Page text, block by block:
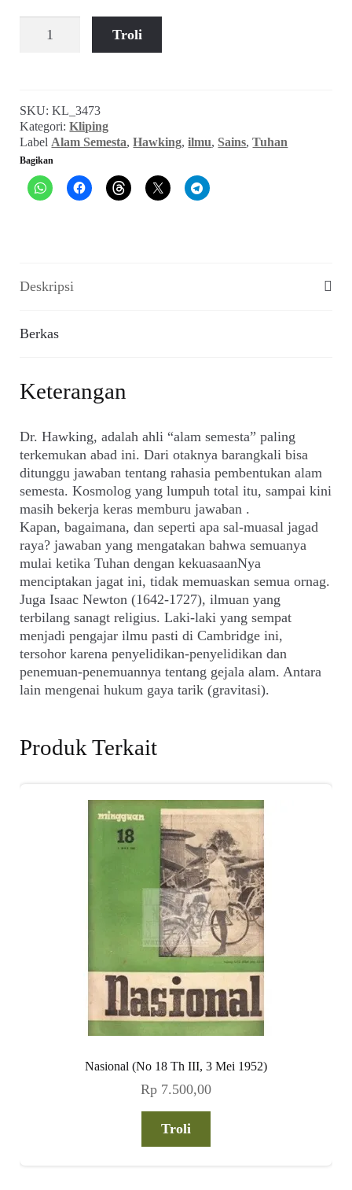
(Zaman,
April
1983)
Troli
SKU:KL_3473
Kategori:Kliping
Label Alam Semesta,Hawking,ilmu, Sains,Tuhan
Bagikan
Deskripsi
Berkas
Keterangan
Dr. Hawking, adalah ahli “alam semesta” paling
terkemukan abad ini. Dari otaknya barangkali bisa
ditunggu jawaban tentang rahasia pembentukan alam
semesta. Kosmolog yang lumpuh total itu, sampai kini
masih bekerja keras memburu jawaban .
Kapan, bagaimana, dan seperti apa sal-muasal jagad
raya? jawaban yang mengatakan bahwa semuanya
mulai ketika Tuhan dengan kekuasaanNya
menciptakan jagat ini, tidak memuaskan semua ornag.
Juga Isaac Newton (1642-1727), ilmuan yang
terbilang sanagt religius. Laki-laki yang sempat
menjadi pengajar ilmu pasti di Cambridge ini,
tersohor karena penyelidikan-penyelidikan dan
penemuan-penemuannya tentang gejala alam. Antara
lain mengenai hukum gaya tarik (gravitasi).
Produk Terkait
Nasional (No 18 Th III, 3 Mei 1952)
Rp 7.500,00
Troli